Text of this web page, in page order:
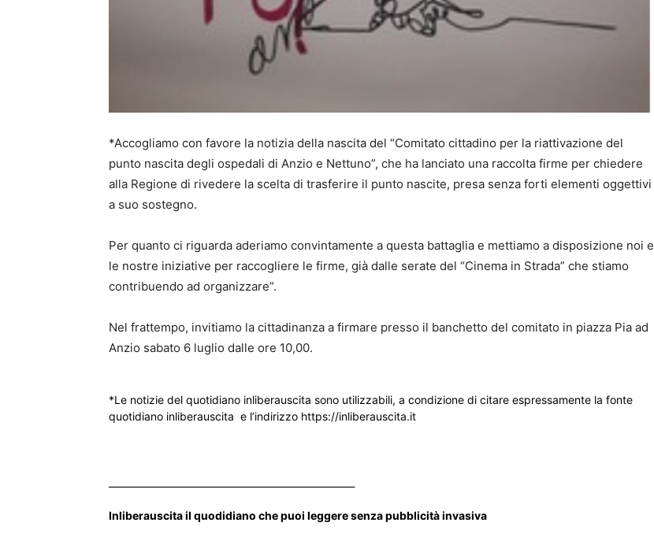
*Accogliamo con favore la notizia della nascita del “Comitato cittadino per la riattivazione del
punto nascita degli ospedali di Anzio e Nettuno”, che ha lanciato una raccolta firme per chiedere
alla Regione di rivedere la scelta di trasferire il punto nascite, presa senza forti elementi oggettivi
a suo sostegno.
Per quanto ci riguarda aderiamo convintamente a questa battaglia e mettiamo a disposizione noi e
le nostre iniziative per raccogliere le firme, già dalle serate del “Cinema in Strada” che stiamo
contribuendo ad organizzare”.
Nel frattempo, invitiamo la cittadinanza a firmare presso il banchetto del comitato in piazza Pia ad
Anzio sabato 6 luglio dalle ore 10,00.
*Le notizie del quotidiano inliberauscita sono utilizzabili, a condizione di citare espressamente la fonte
quotidiano inliberauscita e l’indirizzo https://inliberauscita.it
Inliberauscita il quodidiano che puoi leggere senza pubblicità invasiva